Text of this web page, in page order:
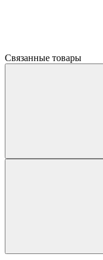
Связанные товары